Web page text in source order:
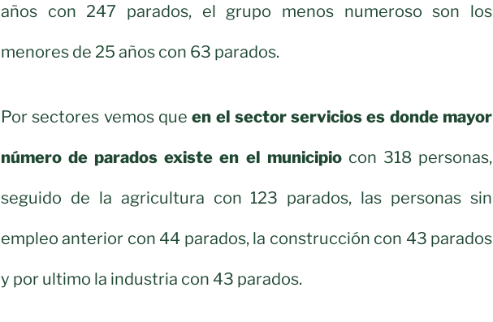
años con 247 parados, el grupo menos numeroso son los
menores de 25 años con 63 parados.
Por sectores vemos queen el sector servicios es donde mayor
número de parados existe en el municipiocon 318 personas,
seguido de la agricultura con 123 parados, las personas sin
empleo anterior con 44 parados, la construcción con 43 parados
y por ultimo la industria con 43 parados.